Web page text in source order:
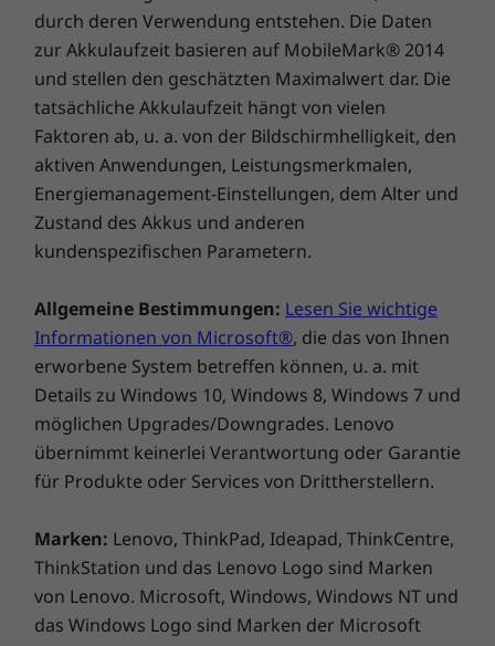
Ermöglicht Ihnen ein Maximum an
Produktivität
Halten Sie Abgabetermine ein und meistern Sie
alle Aufgaben, denn Multitasking ist jetzt so
einfach wie nie zuvor. Genießen Sie dank der
Schnellladetechnologie neue
Spitzengeschwindigkeiten, bei denen 15
Minuten Aufladen eine Akkulaufzeit von 2
Gedanken mehr über den Batterieverbrauch.
Und wenn Sie Ihr Ladegerät anschließen
müssen, sei es zum sofortigen Aufladen oder
zur nahtlosen Datenübertragung, können Sie
sich ebenfalls auf das IdeaPad Slim 5 Gen 9
Notebook verlassen. Sie können sich sofort mit
nur einer Fingerberührung oder einem Lächeln
optionale ToF-Kamerasensor das System allein
durch Ihre Anwesenheit weckt.
durch deren Verwendung entstehen. Die Daten
zur Akkulaufzeit basieren auf MobileMark® 2014
und stellen den geschätzten Maximalwert dar. Die
tatsächliche Akkulaufzeit hängt von vielen
Faktoren ab, u. a. von der Bildschirmhelligkeit, den
aktiven Anwendungen, Leistungsmerkmalen,
Energiemanagement-Einstellungen, dem Alter und
Zustand des Akkus und anderen
kundenspezifischen Parametern.
Allgemeine Bestimmungen: Lesen Sie wichtige
Informationen von Microsoft®, die das von Ihnen
erworbene System betreffen können, u. a. mit
Details zu Windows 10, Windows 8, Windows 7 und
möglichen Upgrades/Downgrades. Lenovo
übernimmt keinerlei Verantwortung oder Garantie
für Produkte oder Services von Drittherstellern.
Marken: Lenovo, ThinkPad, Ideapad, ThinkCentre,
ThinkStation und das Lenovo Logo sind Marken
von Lenovo. Microsoft, Windows, Windows NT und
das Windows Logo sind Marken der Microsoft